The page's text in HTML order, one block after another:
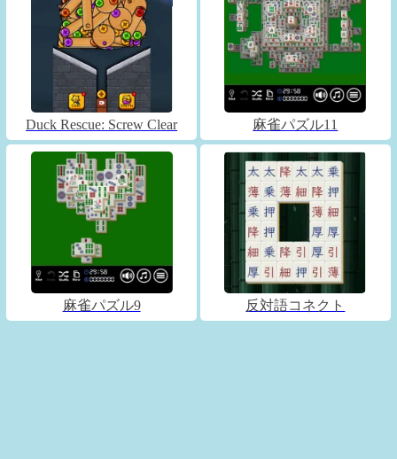
Duck Rescue: Screw Clear 麻雀パズル11
麻雀パズル9 反対語コネクト